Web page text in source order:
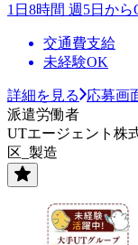
1日8時間 週5日から
交通費支給
未経験OK
詳細を見る
応募画
派遣労働者
UTエージェント株
区_製造